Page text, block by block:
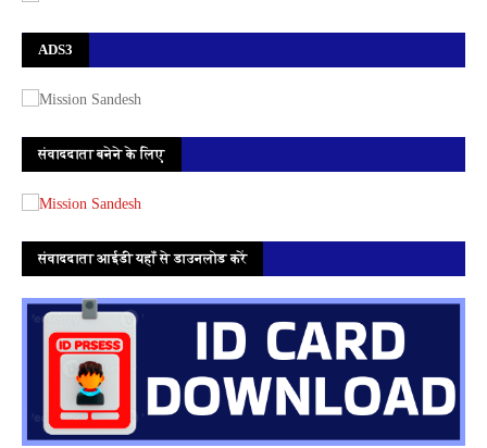
ADS3
संवाददाता बनेने के लिए
संवाददाता आईडी यहाँ से डाउनलोड करें